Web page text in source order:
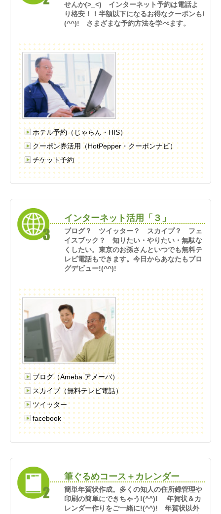
せんか(>_<) インターネット予約は電話よ
り格安！！半額以下になるお得なクーポンも!
(^^)! さまざまな予約方法を学べます。
ホテル予約（じゃらん・HIS）
クーポン券活用（HotPepper・クーポンナビ）
チケット予約
インターネット活用「３」
ブログ？ ツイッター？ スカイプ？ フェ
イスブック？ 知りたい・やりたい・無駄な
くしたい。東京のお孫さんといつでも無料テ
レビ電話もできます。今日からあなたもブロ
グデビュー!(^^)!
ブログ（Ameba アメーバ）
スカイプ（無料テレビ電話）
ツイッター
facebook
筆ぐるめコース＋カレンダー
簡単年賀状作成。多くの知人の住所録管理や
印刷の簡単にできちゃう!(^^)! 年賀状＆カ
レンダー作りをご一緒に!(^^)! 年賀状以外